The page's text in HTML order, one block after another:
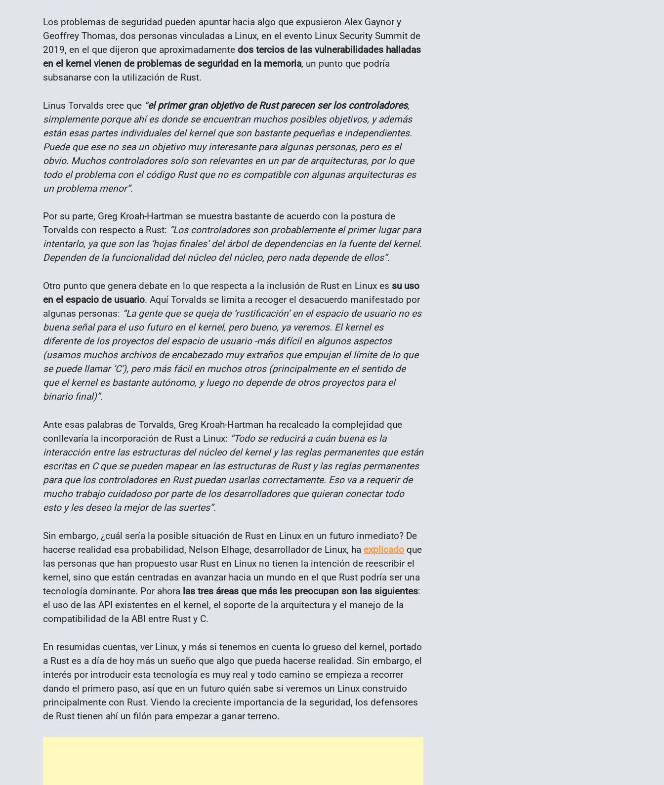
Los problemas de seguridad pueden apuntar hacia algo que expusieron Alex Gaynor y
Geoffrey Thomas, dos personas vinculadas a Linux, en el evento Linux Security Summit de
2019, en el que dijeron que aproximadamente dos tercios de las vulnerabilidades halladas
en el kernel vienen de problemas de seguridad en la memoria, un punto que podría
subsanarse con la utilización de Rust.
Linus Torvalds cree que “el primer gran objetivo de Rust parecen ser los controladores,
simplemente porque ahí es donde se encuentran muchos posibles objetivos, y además
están esas partes individuales del kernel que son bastante pequeñas e independientes.
Puede que ese no sea un objetivo muy interesante para algunas personas, pero es el
obvio. Muchos controladores solo son relevantes en un par de arquitecturas, por lo que
todo el problema con el código Rust que no es compatible con algunas arquitecturas es
un problema menor”.
Por su parte, Greg Kroah-Hartman se muestra bastante de acuerdo con la postura de
Torvalds con respecto a Rust: “Los controladores son probablemente el primer lugar para
intentarlo, ya que son las ‘hojas finales’ del árbol de dependencias en la fuente del kernel.
Dependen de la funcionalidad del núcleo del núcleo, pero nada depende de ellos”.
Otro punto que genera debate en lo que respecta a la inclusión de Rust en Linux es su uso
en el espacio de usuario. Aquí Torvalds se limita a recoger el desacuerdo manifestado por
algunas personas: “La gente que se queja de ‘rustificación’ en el espacio de usuario no es
buena señal para el uso futuro en el kernel, pero bueno, ya veremos. El kernel es
diferente de los proyectos del espacio de usuario -más difícil en algunos aspectos
(usamos muchos archivos de encabezado muy extraños que empujan el límite de lo que
se puede llamar ‘C’), pero más fácil en muchos otros (principalmente en el sentido de
que el kernel es bastante autónomo, y luego no depende de otros proyectos para el
binario final)”.
Ante esas palabras de Torvalds, Greg Kroah-Hartman ha recalcado la complejidad que
conllevaría la incorporación de Rust a Linux: “Todo se reducirá a cuán buena es la
interacción entre las estructuras del núcleo del kernel y las reglas permanentes que están
escritas en C que se pueden mapear en las estructuras de Rust y las reglas permanentes
para que los controladores en Rust puedan usarlas correctamente. Eso va a requerir de
mucho trabajo cuidadoso por parte de los desarrolladores que quieran conectar todo
esto y les deseo la mejor de las suertes”.
Sin embargo, ¿cuál sería la posible situación de Rust en Linux en un futuro inmediato? De
hacerse realidad esa probabilidad, Nelson Elhage, desarrollador de Linux, ha explicado que
las personas que han propuesto usar Rust en Linux no tienen la intención de reescribir el
kernel, sino que están centradas en avanzar hacia un mundo en el que Rust podría ser una
tecnología dominante. Por ahora las tres áreas que más les preocupan son las siguientes:
el uso de las API existentes en el kernel, el soporte de la arquitectura y el manejo de la
compatibilidad de la ABI entre Rust y C.
En resumidas cuentas, ver Linux, y más si tenemos en cuenta lo grueso del kernel, portado
a Rust es a día de hoy más un sueño que algo que pueda hacerse realidad. Sin embargo, el
interés por introducir esta tecnología es muy real y todo camino se empieza a recorrer
dando el primero paso, así que en un futuro quién sabe si veremos un Linux construido
principalmente con Rust. Viendo la creciente importancia de la seguridad, los defensores
de Rust tienen ahí un filón para empezar a ganar terreno.